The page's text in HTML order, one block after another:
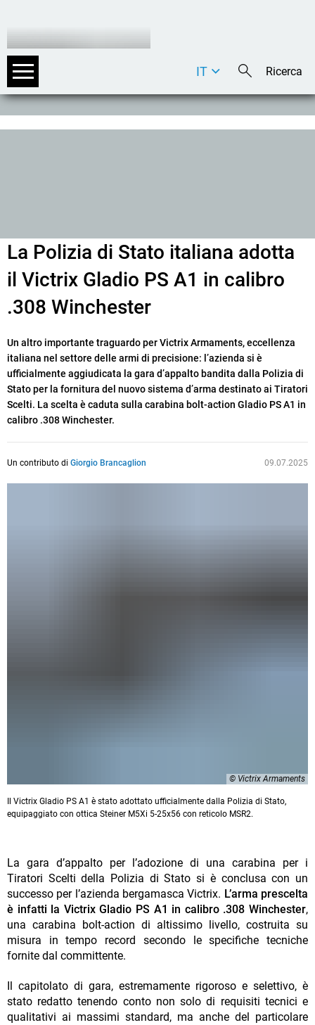
DE
IT
La Polizia di Stato italiana adotta
il Victrix Gladio PS A1 in calibro
.308 Winchester
Un altro importante traguardo per Victrix Armaments, eccellenza
italiana nel settore delle armi di precisione: l’azienda si è
ufficialmente aggiudicata la gara d’appalto bandita dalla Polizia di
Stato per la fornitura del nuovo sistema d’arma destinato ai Tiratori
Scelti. La scelta è caduta sulla carabina bolt-action Gladio PS A1 in
calibro .308 Winchester.
Un contributo di Giorgio Brancaglion 09.07.2025
© Victrix Armaments
Il Victrix Gladio PS A1 è stato adottato ufficialmente dalla Polizia di Stato,
equipaggiato con ottica Steiner M5Xi 5-25x56 con reticolo MSR2.
La gara d’appalto per l’adozione di una carabina per i
Tiratori Scelti della Polizia di Stato si è conclusa con un
successo per l’azienda bergamasca Victrix. L’arma prescelta
è infatti la Victrix Gladio PS A1 in calibro .308 Winchester,
una carabina bolt-action di altissimo livello, costruita su
misura in tempo record secondo le specifiche tecniche
fornite dal committente.
Il capitolato di gara, estremamente rigoroso e selettivo, è
stato redatto tenendo conto non solo di requisiti tecnici e
qualitativi ai massimi standard, ma anche del particolare